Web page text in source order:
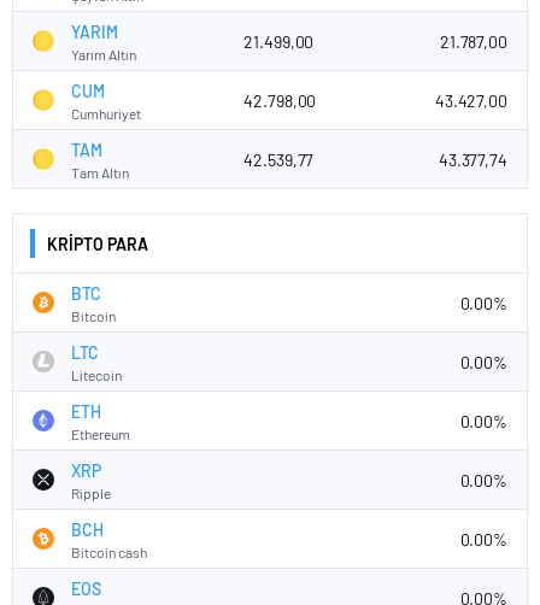
YARIM
Yarım Altın
21.499,00 21.787,00
CUM
Cumhuriyet
42.798,00 43.427,00
TAM
Tam Altın
42.539,77 43.377,74
KRİPTO PARA
BTC
Bitcoin
0.00%
LTC
Litecoin
0.00%
ETH
Ethereum
0.00%
XRP
Ripple
0.00%
BCH
Bitcoin cash
0.00%
EOS 0.00%